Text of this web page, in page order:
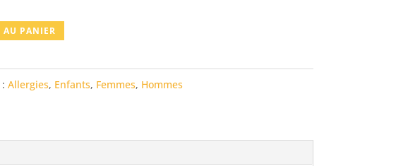
AU PANIER
Allergies, Enfants, Femmes, Hommes